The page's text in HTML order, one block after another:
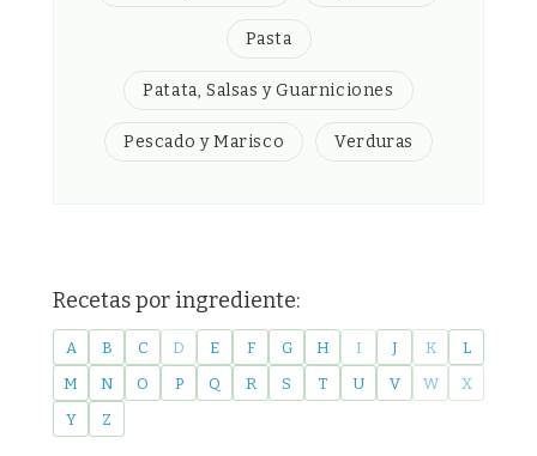
Pasta
Patata, Salsas y Guarniciones
Pescado y Marisco Verduras
Recetas por ingrediente:
A B C D E F G H I J K
L
M
N O P Q R S T U V W
X
Y
Z